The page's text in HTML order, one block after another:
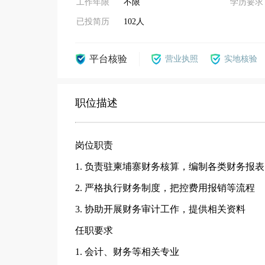
工作年限 不限
已投简历 102人
学历要求
平台核验 营业执照 实地核验
职位描述
岗位职责
1. 负责驻柬埔寨财务核算，编制各类财务报表
2. 严格执行财务制度，把控费用报销等流程
3. 协助开展财务审计工作，提供相关资料
任职要求
1. 会计、财务等相关专业